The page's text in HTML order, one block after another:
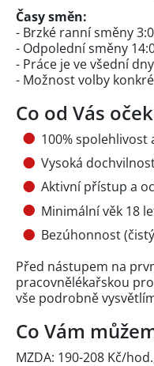
Časy směn:
- Brzké ranní směny
- Odpolední směny
- Práce je ve všední
- Možnost volby
Co od Vás
100%
Vysoká
Aktivní přístup a
Minimální věk 18
Bezúhonnost
Před nástupem na
pracovnělékařskou
vše podrobně
Co Vám
MZDA: 190-208 Kč/